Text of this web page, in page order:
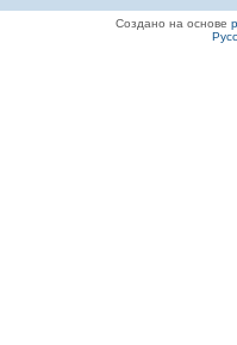
Создано на основе